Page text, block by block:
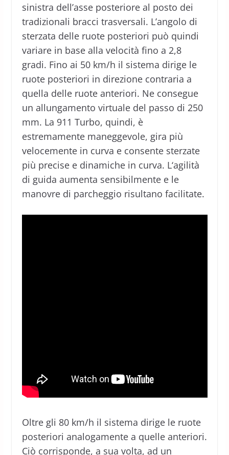
sinistra dell’asse posteriore al posto dei
tradizionali bracci trasversali. L’angolo di
sterzata delle ruote posteriori può quindi
variare in base alla velocità fino a 2,8
gradi. Fino ai 50 km/h il sistema dirige le
ruote posteriori in direzione contraria a
quella delle ruote anteriori. Ne consegue
un allungamento virtuale del passo di 250
mm. La 911 Turbo, quindi, è
estremamente maneggevole, gira più
velocemente in curva e consente sterzate
più precise e dinamiche in curva. L‘agilità
di guida aumenta sensibilmente e le
manovre di parcheggio risultano facilitate.
Oltre gli 80 km/h il sistema dirige le ruote
posteriori analogamente a quelle anteriori.
Ciò corrisponde, a sua volta, ad un